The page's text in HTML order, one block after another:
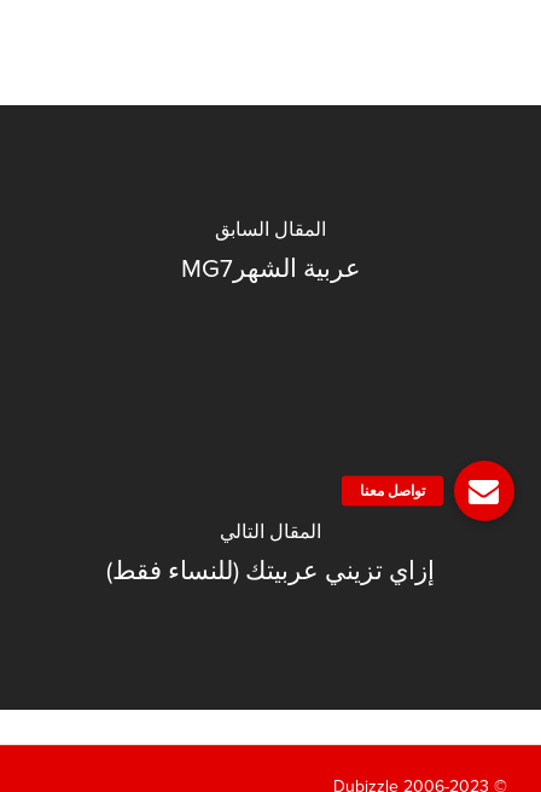
المقال السابق
عربية الشهرMG7
المقال التالي
إزاي تزيني عربيتك (للنساء فقط)
© 2006-2023 Dubizzle